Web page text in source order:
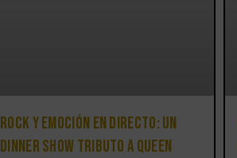
Rock y emoción en directo: un
Dinner Show Tributo a Queen